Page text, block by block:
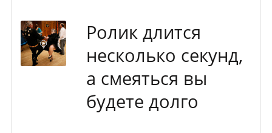
Ролик длится
несколько секунд,
а смеяться вы
будете долго